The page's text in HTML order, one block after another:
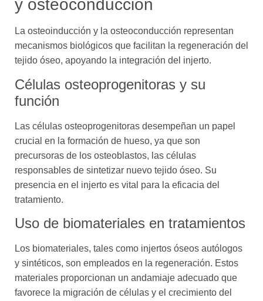
y osteoconducción
La osteoinducción y la osteoconducción representan
mecanismos biológicos que facilitan la regeneración del
tejido óseo, apoyando la integración del injerto.
Células osteoprogenitoras y su
función
Las células osteoprogenitoras desempeñan un papel
crucial en la formación de hueso, ya que son
precursoras de los osteoblastos, las células
responsables de sintetizar nuevo tejido óseo. Su
presencia en el injerto es vital para la eficacia del
tratamiento.
Uso de biomateriales en tratamientos
Los biomateriales, tales como injertos óseos autólogos
y sintéticos, son empleados en la regeneración. Estos
materiales proporcionan un andamiaje adecuado que
favorece la migración de células y el crecimiento del